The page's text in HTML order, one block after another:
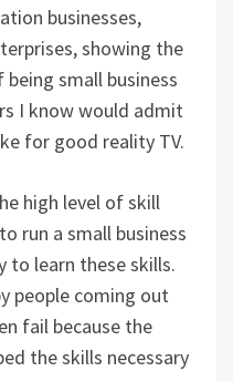
businesses,
showing the
small business
I know would admit
for good reality TV.
high level of skill
run a small business
to learn these skills.
people coming out
fail because the
the skills necessary